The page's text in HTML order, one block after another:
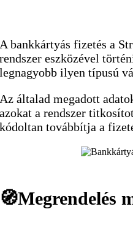
A bankkártyás fizetés a
rendszer eszközével
legnagyobb ilyen típusú
Az általad megadott
azokat a rendszer
kódoltan továbbítja a
🧭Megrendelés